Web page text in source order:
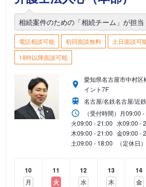
相続案件のための「相続チーム」が担当
電話相談可能 初回面談無料
土日面談可
18時以降面談可能
愛知県名古屋市中村
イント7F
名古屋/名鉄名古屋/近
（受付時間） 月09:00 -
火09:00 - 21:00 水09:00 -
木09:00 - 21:00 金09:00 -
土09:00 - 18:00 （定休日
10
月
11
火
12
水
13
木
14
金